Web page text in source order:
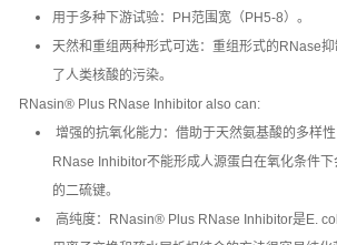
用于多种下游试验：PH范围宽（PH5-8）。
天然和重组两种形式可选：重组形式的RNase
了人类核酸的污染。
RNasin® Plus RNase Inhibitor also can:
增强的抗氧化能力：借助于天然氨基酸的多样
RNase Inhibitor不能形成人源蛋白在氧化条件
的二硫键。
高纯度：RNasin® Plus RNase Inhibitor是E.